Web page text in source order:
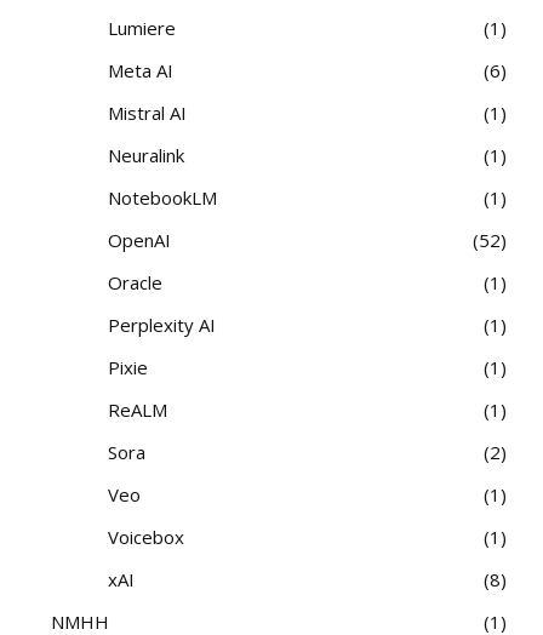
Lumiere
1
Meta AI
6
Mistral AI
1
Neuralink
1
NotebookLM
1
OpenAI
52
Oracle
1
Perplexity AI
1
Pixie
1
ReALM
1
Sora
2
Veo
1
Voicebox
1
xAI
8
NMHH
1